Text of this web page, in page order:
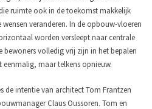
ruimte ook in de toekomst makkelijk
veranderen. In de opbouw-vloeren
worden versleept naar centrale
volledig vrij zijn in het bepalen
maar telkens opnieuw.
de intentie van architect Tom Frantzen
Claus Oussoren. Tom en